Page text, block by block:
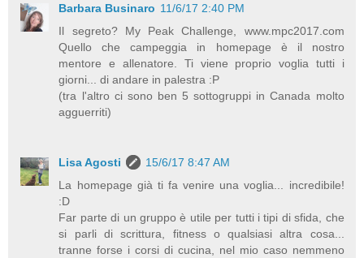
Barbara Businaro 11/6/17 2:40 PM
Il segreto? My Peak Challenge, www.mpc2017.com
Quello che campeggia in homepage è il nostro
mentore e allenatore. Ti viene proprio voglia tutti i
giorni... di andare in palestra :P
(tra l'altro ci sono ben 5 sottogruppi in Canada molto
agguerriti)
Lisa Agosti
15/6/17 8:47 AM
La homepage già ti fa venire una voglia... incredibile!
:D
Far parte di un gruppo è utile per tutti i tipi di sfida, che
si parli di scrittura, fitness o qualsiasi altra cosa...
tranne forse i corsi di cucina, nel mio caso nemmeno